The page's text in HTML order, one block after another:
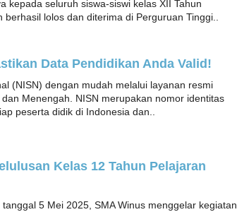
kepada seluruh siswa-siswi kelas XII Tahun
lolos dan diterima di Perguruan Tinggi..
Data Pendidikan Anda Valid!
(NISN) dengan mudah melalui layanan resmi
Menengah. NISN merupakan nomor identitas
peserta didik di Indonesia dan..
Kelas 12 Tahun Pelajaran
5 Mei 2025, SMA Winus menggelar kegiatan